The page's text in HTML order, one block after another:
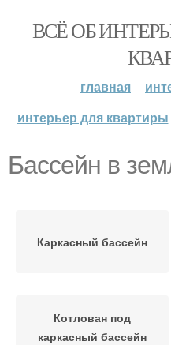
ВСЁ ОБ
главная
интерьер для квартиры
Бассейн в
Каркасный бассейн
Котлован под
каркасный бассейн